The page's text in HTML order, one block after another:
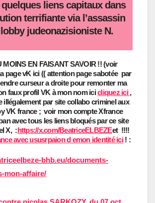
liens capitaux dans
terrifiante via l’assassin
judeonazisioniste N.
MOINS EN FAISANT SAVOIR !! (voir
page vK ici (( attention page sabotée par
curseur a droite pour remonter ma
faux profil VK à mon nom icicliquez ici,
illégalement par site collabo criminel aux
VK france ; voir mon compte Xfrance
avec tous les liens bloqués par ce site
X, :https://x.com/BeatriceELBEZEet !!!!
avec ususrpaion d emon identité ici! :
bhb.eu/documents-
mon-affaire/